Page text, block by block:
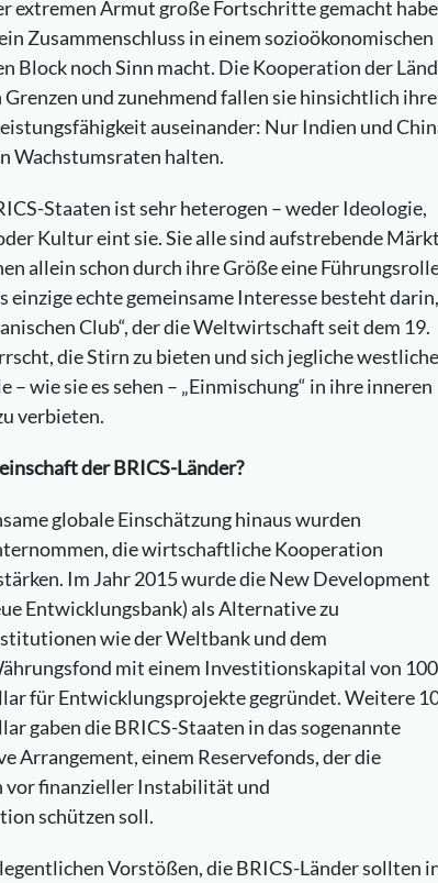
extremen Armut große Fortschritte gemacht
Zusammenschluss in einem sozioökonomischen
Block noch Sinn macht. Die Kooperation der
Grenzen und zunehmend fallen sie hinsichtlich
auseinander: Nur Indien und
Wachstumsraten halten.
Staaten ist sehr heterogen – weder Ideologie,
Kultur eint sie. Sie alle sind aufstrebende
allein schon durch ihre Größe eine
einzige echte gemeinsame Interesse besteht darin,
Club“, der die Weltwirtschaft seit dem 19.
die Stirn zu bieten und sich jegliche westliche
wie sie es sehen – „Einmischung“ in ihre inneren
verbieten.
der BRICS-Länder?
globale Einschätzung hinaus wurden
die wirtschaftliche Kooperation
Im Jahr 2015 wurde die New Development
Entwicklungsbank) als Alternative zu
wie der Weltbank und dem
mit einem Investitionskapital von 100
für Entwicklungsprojekte gegründet. Weitere
gaben die BRICS-Staaten in das sogenannte
Arrangement, einem Reservefonds, der die
finanzieller Instabilität und
schützen soll.
Vorstößen, die BRICS-Länder sollten